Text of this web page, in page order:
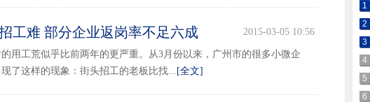
工难 部分企业返岗率不足六成 2015-03-05 10:56
用工荒似乎比前两年的更严重。从3月份以来，广州市的很多小微企
了这样的现象：街头招工的老板比找... [全文]
1
2
3
4
5
6